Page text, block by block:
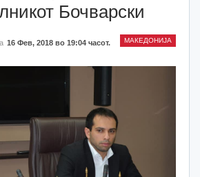
Бочварски
МАКЕДОНИЈА
16 Фев, 2018 во 19:04 часот.